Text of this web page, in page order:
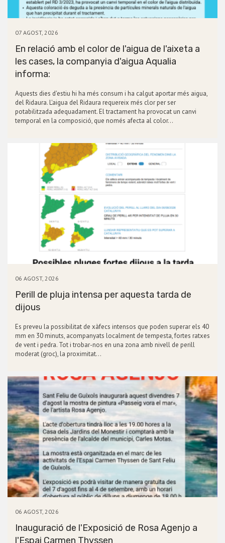
07 AGOST, 2026
En relació amb el color de l'aigua de l'aixeta a
les cases, la companyia d'aigua Aqualia
informa:
Aquests dies d'estiu hi ha més consum i ha calgut aportar més aigua,
del Ridaura. L'aigua del Ridaura requereix més clor per ser
potabilitzada adequadament. El tractament ha provocat un canvi
temporal en la composició, que només afecta al color…
06 AGOST, 2026
Perill de pluja intensa per aquesta tarda de
dijous
Es preveu la possibilitat de xàfecs intensos que poden superar els 40
mm en 30 minuts, acompanyats localment de tempesta, fortes ratxes
de vent i pedra. Tot i trobar-nos en una zona amb nivell de perill
moderat (groc), la proximitat…
06 AGOST, 2026
Inauguració de l'Exposició de Rosa Agenjo a
l'Espai Carmen Thyssen